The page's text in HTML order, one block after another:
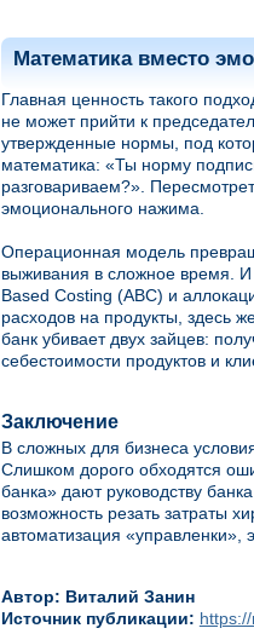
Математика вместо
Главная ценность такого
не может прийти к
утвержденные нормы, под
математика: «Ты норму
разговариваем?».
эмоционального нажима.
Операционная модель
выживания в сложное время. И
Based Costing (ABC) и
расходов на продукты, здесь
банк убивает двух зайцев:
себестоимости продуктов и
Заключение
В сложных для бизнеса
Слишком дорого обходятся
банка» дают руководству
возможность резать затраты
автоматизация «управленки»,
Автор: Виталий Занин
Источник публикации: